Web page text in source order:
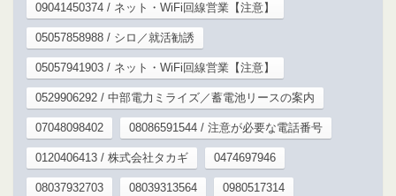
09041450374 / ネット・WiFi回線営業【注意】
05057858988 / シロ／就活勧誘
05057941903 / ネット・WiFi回線営業【注意】
0529906292 / 中部電力ミライズ／蓄電池リースの案内
07048098402 08086591544 / 注意が必要な電話番号
0120406413 / 株式会社タカギ 0474697946
08037932703 08039313564 0980517314